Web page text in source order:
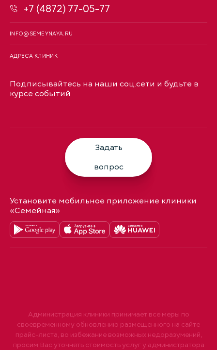
+7 (4872) 77-05-77
INFO@SEMEYNAYA.RU
АДРЕСА КЛИНИК
Подписывайтесь на наши соц.сети и будьте в
курсе событий
Задать
вопрос
Установите мобильное приложение клиники
«Семейная»
Администрация клиники принимает все меры по
своевременному обновлению размещенного на сайте
прайс-листа, во избежание возможных недоразумений,
просим Вас уточнять стоимость услуг у администратора